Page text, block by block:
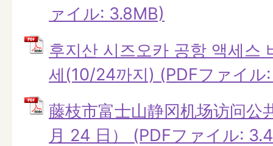
ァイル: 3.8MB)
후지산 시즈오카 공항 액세스
세(10/24까지) (PDFファイル
藤枝市富士山静冈机场访问公
月 24 日） (PDFファイル: